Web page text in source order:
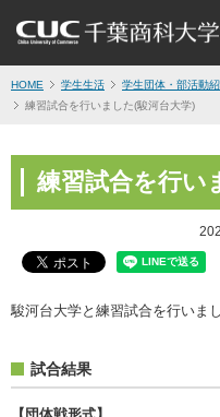
HOME 学生生活 学生団体・部活動
練習試合を行いました(駿河台大学)
練習試合を行い
駿河台大学と練習試合を行いまし
試合結果